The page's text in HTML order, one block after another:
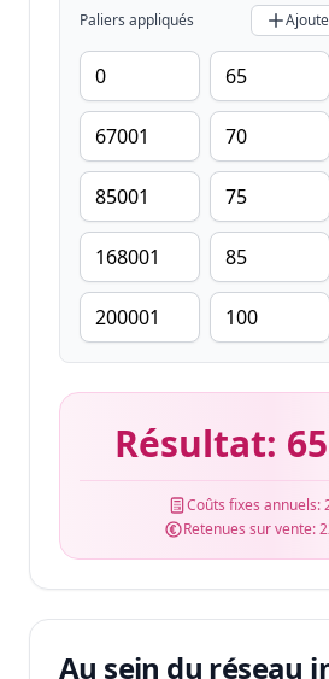
Paliers appliqués
Résultat:
Coûts fixes annuels:
Retenues sur vente:
Au sein du réseau